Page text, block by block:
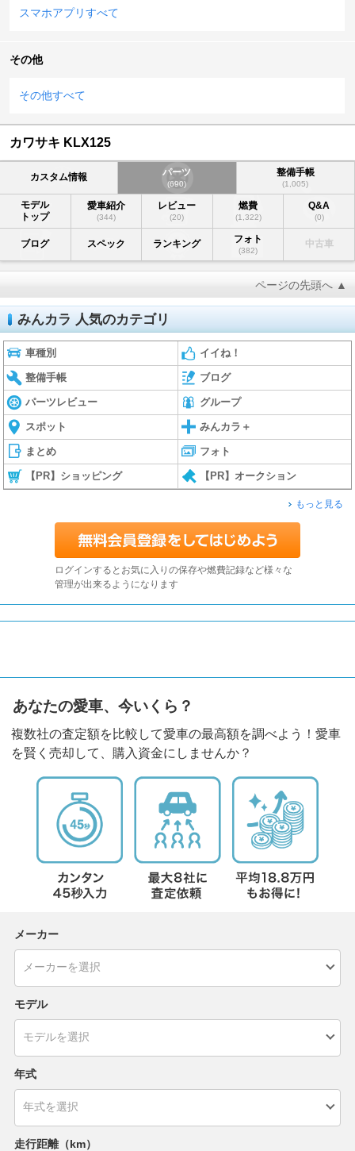
スマホアプリすべて
その他
その他すべて
カワサキ KLX125
カスタム情報 パーツ
(690)
整備手帳
(1,005)
モデル
トップ
愛車紹介
(344)
レビュー
(20)
燃費
(1,322)
Q&A
(0)
ブログ スペック ランキング フォト
(382)
中古車
ページの先頭へ ▲
みんカラ 人気のカテゴリ
車種別 イイね！
整備手帳 ブログ
パーツレビュー グループ
スポット みんカラ＋
まとめ フォト
【PR】ショッピング 【PR】オークション
もっと見る
ログインするとお気に入りの保存や燃費記録など様々な
管理が出来るようになります
あなたの愛車、今いくら？
複数社の査定額を比較して愛車の最高額を調べよう！愛車
を賢く売却して、購入資金にしませんか？
メーカー
モデル
年式
走行距離（km）